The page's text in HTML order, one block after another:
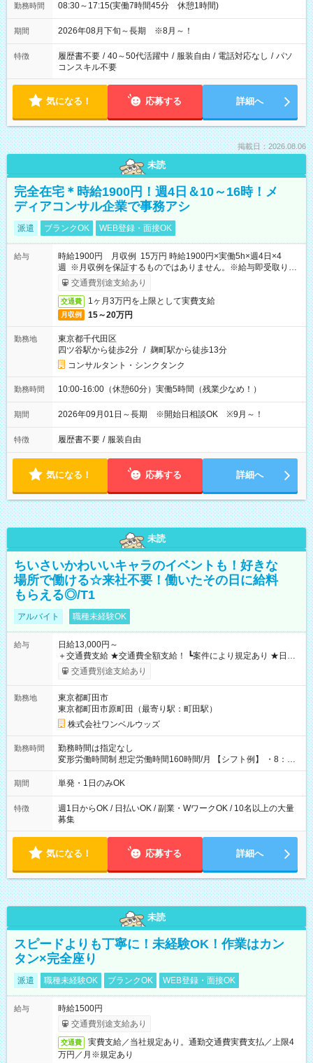
勤務時間 08:30～17:15(実働7時間45分 休憩1時間)
期間 2026年08月下旬～長期 ※8月～！
特徴 履歴書不要 / 40～50代活躍中 / 服装自由 / 電話対応なし / パソ
コンスキル不要
気になる！ 応募する 詳細へ
掲載日：2026.08.06
未読
完全在宅＊時給1900円！週4日＆10～16時！メ
ディアコンサル企業で事務アシ
派遣 ブランクOK WEB登録・面接OK
給与
時給1900円 月収例 15万円 時給1900円×実働5h×週4日×4
週 ※月収例を保証するものではありません。※給与即受取りサ
ービス利用可（利用条件有）
交通費別途支給あり
交通費 1ヶ月3万円を上限として実費支給
月収例 15～20万円
勤務地
東京都千代田区
四ツ谷駅から徒歩2分 / 麹町駅から徒歩13分
コンサルタント・シンクタンク
勤務時間 10:00-16:00（休憩60分）実働5時間（残業少なめ！）
期間 2026年09月01日～長期 ※開始日相談OK ※9月～！
特徴 履歴書不要 / 服装自由
気になる！ 応募する 詳細へ
未読
ちいさいかわいいキャラのイベントも！好きな
場所で働ける☆来社不要！働いたその日に給料
もらえる◎/T1
アルバイト 職種未経験OK
給与
日給13,000円～
＋交通費支給 ★交通費全額支給！ ┗案件により規定あり ★日払
いOK！（規定あり） ┗働いたその日に現金GET♪ お仕事後はコ
ンビニATMから 日払い分を引き落とせます！ 【試用期間】試
交通費別途支給あり
勤務地
東京都町田市
東京都町田市原町田（最寄り駅：町田駅）
株式会社ワンベルウッズ
勤務時間
勤務時間は指定なし
変形労働時間制 想定労働時間160時間/月 【シフト例】 ・8：00
～21：00
期間 単発・1日のみOK
特徴
週1日からOK / 日払いOK / 副業・WワークOK / 10名以上の大量
募集
気になる！ 応募する 詳細へ
未読
スピードよりも丁寧に！未経験OK！作業はカン
タン×完全座り
派遣 職種未経験OK ブランクOK WEB登録・面接OK
給与
時給1500円
交通費別途支給あり
交通費
実費支給／当社規定あり。通勤交通費実費支払／上限4
万円／月※規定あり